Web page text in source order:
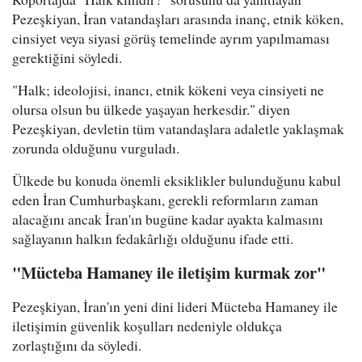
Pezeşkiyan, İran vatandaşları arasında inanç, etnik köken,
cinsiyet veya siyasi görüş temelinde ayrım yapılmaması
gerektiğini söyledi.
"Halk; ideolojisi, inancı, etnik kökeni veya cinsiyeti ne
olursa olsun bu ülkede yaşayan herkesdir." diyen
Pezeşkiyan, devletin tüm vatandaşlara adaletle yaklaşmak
zorunda olduğunu vurguladı.
Ülkede bu konuda önemli eksiklikler bulunduğunu kabul
eden İran Cumhurbaşkanı, gerekli reformların zaman
alacağını ancak İran'ın bugüne kadar ayakta kalmasını
sağlayanın halkın fedakârlığı olduğunu ifade etti.
"Mücteba Hamaney ile iletişim kurmak zor"
Pezeşkiyan, İran'ın yeni dini lideri Mücteba Hamaney ile
iletişimin güvenlik koşulları nedeniyle oldukça
zorlaştığını da söyledi.